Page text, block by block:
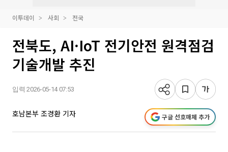
이투데이 사회 전국
전북도, AI·IoT 전기안전 원격점검
기술개발 추진
입력 2026-05-14 07:53
호남본부 조경환 기자 구글 선호매체 추가